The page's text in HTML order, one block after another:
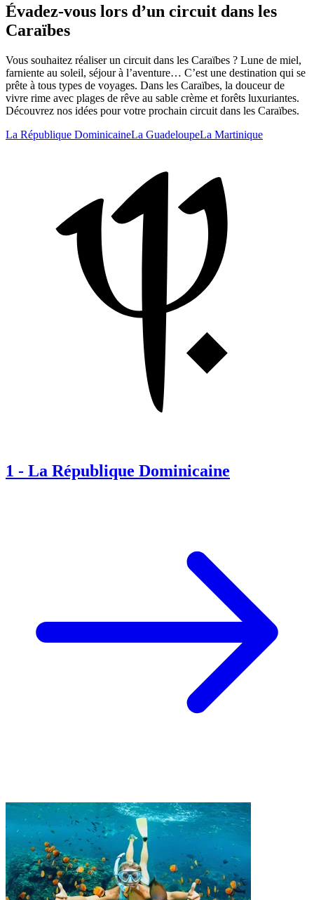
Évadez-vous lors d’un circuit dans les
Caraïbes
Vous souhaitez réaliser un circuit dans les Caraïbes ? Lune de miel,
farniente au soleil, séjour à l’aventure… C’est une destination qui se
prête à tous types de voyages. Dans les Caraïbes, la douceur de
vivre rime avec plages de rêve au sable crème et forêts luxuriantes.
Découvrez nos idées pour votre prochain circuit dans les Caraïbes.
La République DominicaineLa GuadeloupeLa Martinique
1 - La République Dominicaine